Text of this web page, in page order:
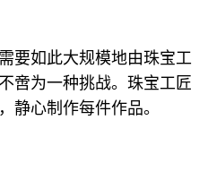
要如此大规模地由珠宝工
啻为一种挑战。珠宝工匠
静心制作每件作品。